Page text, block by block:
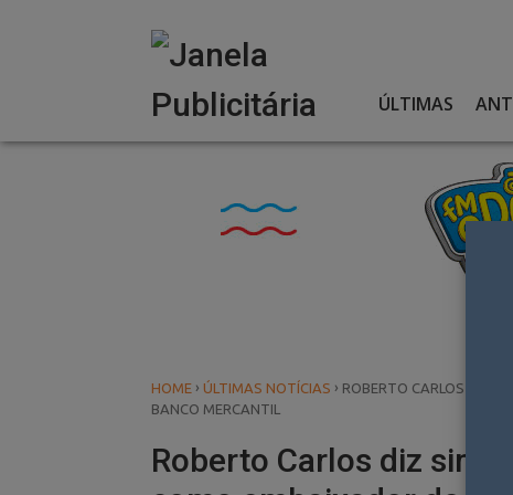
ÚLTIMAS
HOME › ÚLTIMAS NOTÍCIAS › ROBERTO CARLOS DIZ
BANCO MERCANTIL
Roberto Carlos diz sim